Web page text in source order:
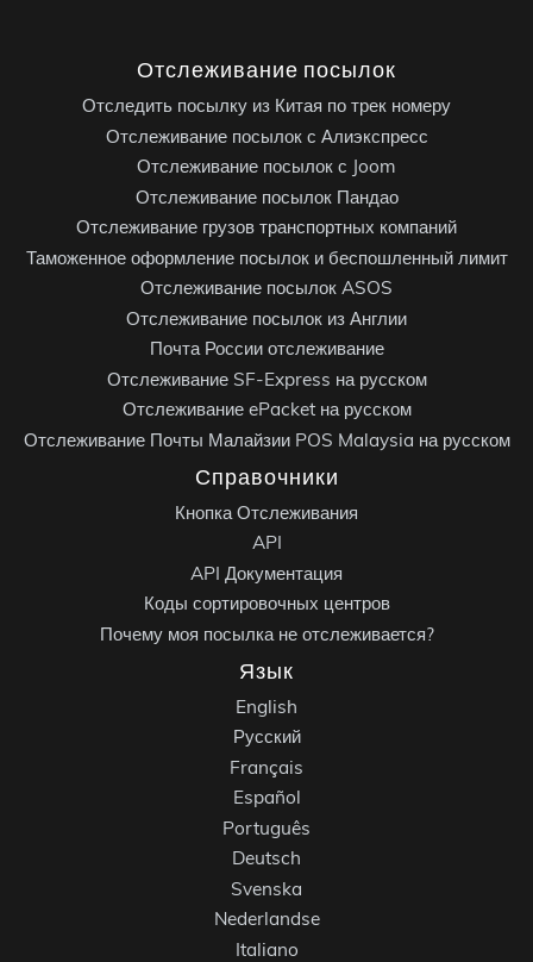
Отслеживание посылок
Отследить посылку из Китая по трек номеру
Отслеживание посылок с Алиэкспресс
Отслеживание посылок с Joom
Отслеживание посылок Пандао
Отслеживание грузов транспортных компаний
Таможенное оформление посылок и беспошленный лимит
Отслеживание посылок ASOS
Отслеживание посылок из Англии
Почта России отслеживание
Отслеживание SF-Express на русском
Отслеживание ePacket на русском
Отслеживание Почты Малайзии POS Malaysia на русском
Справочники
Кнопка Отслеживания
API
API Документация
Коды сортировочных центров
Почему моя посылка не отслеживается?
Язык
English
Русский
Français
Español
Português
Deutsch
Svenska
Nederlandse
Italiano